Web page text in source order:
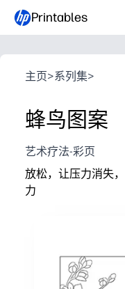
Printables
主页>系列集>
蜂鸟图案
艺术疗法-彩页
放松，让压力消失
力
给你一个平静
错综复杂的蜂
完成后，你就会